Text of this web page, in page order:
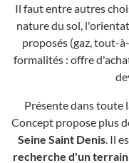
Il faut entre autres
nature du sol,
proposés (gaz, tout-
formalités : offre
Présente dans toute
Concept propose plus
Seine Saint Denis. Il
recherche d'un